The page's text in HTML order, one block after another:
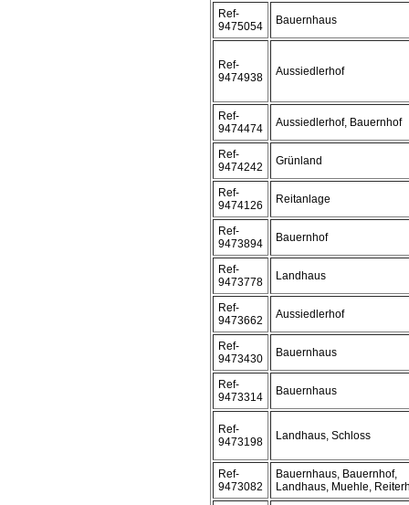
Ref-
9475054
Bauernhaus
Ref-
9474938
Aussiedlerhof
Ref-
9474474
Aussiedlerhof, Bauernhof
Ref-
9474242
Grünland
Ref-
9474126
Reitanlage
Ref-
9473894
Bauernhof
Ref-
9473778
Landhaus
Ref-
9473662
Aussiedlerhof
Ref-
9473430
Bauernhaus
Ref-
9473314
Bauernhaus
Ref-
9473198
Landhaus, Schloss
Ref-
9473082
Bauernhaus, Bauernhof,
Landhaus, Muehle,